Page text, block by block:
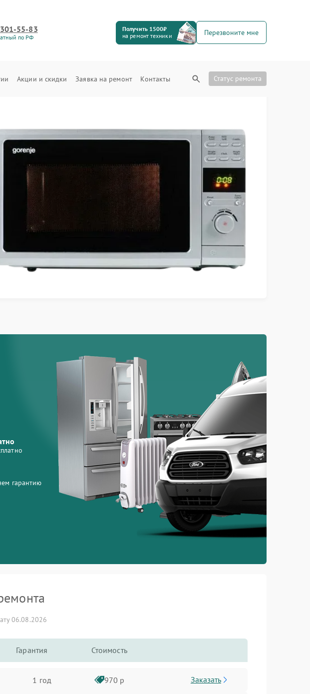
55-83
по РФ
Получить 1500₽
на ремонт техники
Перезвоните мне
Акции и скидки Заявка на ремонт Контакты Статус ремонта
гарантию
06.08.2026
Гарантия Стоимость
1 год 970 р Заказать